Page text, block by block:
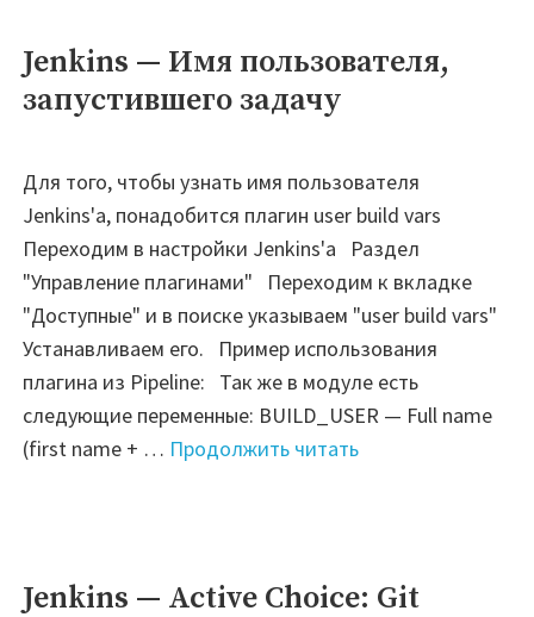
Jenkins — Имя пользователя,
запустившего задачу
Для того, чтобы узнать имя пользователя
Jenkins'а, понадобится плагин user build vars
Переходим в настройки Jenkins'а Раздел
"Управление плагинами" Переходим к вкладке
"Доступные" и в поиске указываем "user build vars"
Устанавливаем его. Пример использования
плагина из Pipeline: Так же в модуле есть
следующие переменные: BUILD_USER — Full name
(first name + … Продолжить читать"Jenkins
запустившего
Jenkins — Active Choice: Git